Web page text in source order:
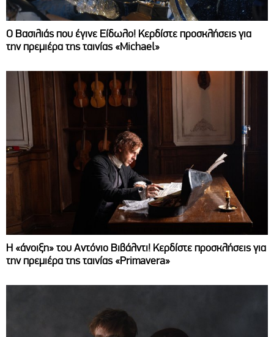
Ο Βασιλιάς που έγινε Είδωλο! Κερδίστε προσκλήσεις για
την πρεμιέρα της ταινίας «Michael»
Η «άνοιξη» του Αντόνιο Βιβάλντι! Κερδίστε προσκλήσεις για
την πρεμιέρα της ταινίας «Primavera»